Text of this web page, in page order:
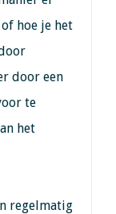
hoe je het
door een
te
het
regelmatig